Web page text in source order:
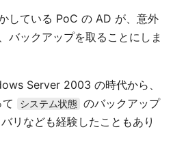
している PoC の AD が、意外
バックアップを取ることにしま
Server 2003 の時代から、
システム状態 のバックアップ
リなども経験したこともあり